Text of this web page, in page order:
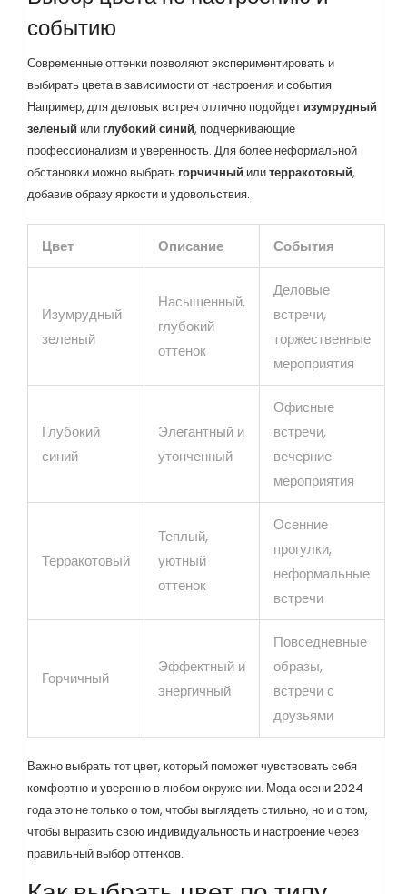
событию
Современные оттенки позволяют экспериментировать и
выбирать цвета в зависимости от настроения и события.
Например, для деловых встреч отлично подойдет изумрудный
зеленый или глубокий синий, подчеркивающие
профессионализм и уверенность. Для более неформальной
обстановки можно выбрать горчичный илитерракотовый,
добавив образу яркости и удовольствия.
Цвет Описание События
Изумрудный
зеленый
Насыщенный,
глубокий
оттенок
Деловые
встречи,
торжественные
мероприятия
Глубокий
синий
Элегантный и
утонченный
Офисные
встречи,
вечерние
мероприятия
Терракотовый
Теплый,
уютный
оттенок
Осенние
прогулки,
неформальные
встречи
Горчичный
Эффектный и
энергичный
Повседневные
образы,
встречи с
друзьями
Важно выбрать тот цвет, который поможет чувствовать себя
комфортно и уверенно в любом окружении. Мода осени 2024
года это не только о том, чтобы выглядеть стильно, но и о том,
чтобы выразить свою индивидуальность и настроение через
правильный выбор оттенков.